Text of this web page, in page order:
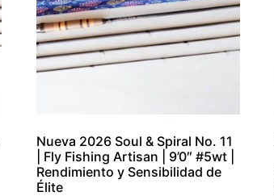
Nueva 2026 Soul & Spiral No. 11
| Fly Fishing Artisan | 9’0″ #5wt |
Rendimiento y Sensibilidad de
Élite